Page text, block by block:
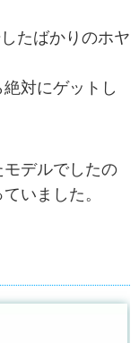
たばかりのホヤ
対にゲットし
デルでしたの
いました。